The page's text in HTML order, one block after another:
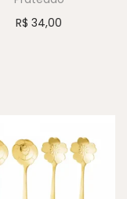
R$ 34,00